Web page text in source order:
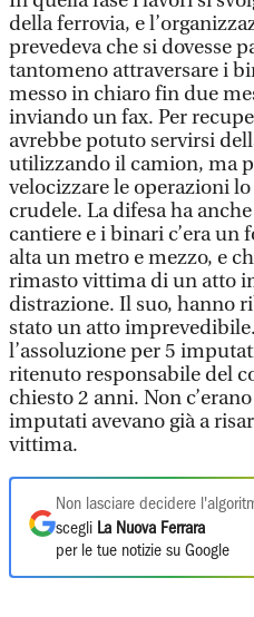
della ferrovia, e
prevedeva che si dovesse
tantomeno attraversare i
messo in chiaro fin due
inviando un fax. Per
avrebbe potuto servirsi
utilizzando il camion, ma
velocizzare le operazioni
crudele. La difesa ha
cantiere e i binari c’era un
alta un metro e mezzo, e
rimasto vittima di un atto
distrazione. Il suo, hanno
stato un atto imprevedibile.
l’assoluzione per 5
ritenuto responsabile del
chiesto 2 anni. Non
imputati avevano già a
vittima.
Non lasciare decidere
scegli La Nuova Ferrara
per le tue notizie su Google